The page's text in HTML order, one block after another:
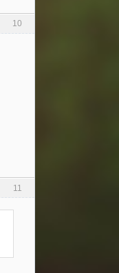
10
11